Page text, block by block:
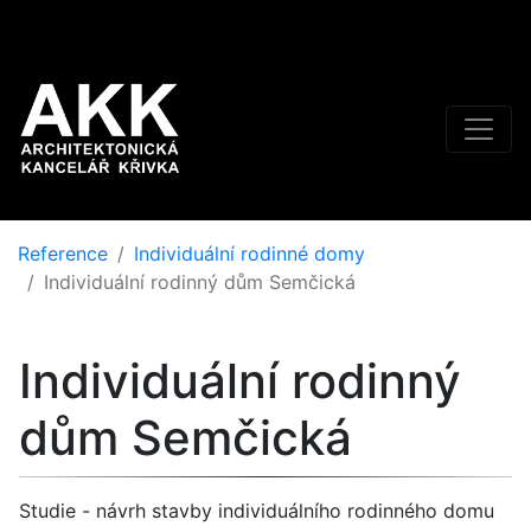
Reference
Individuální rodinné domy
Individuální rodinný dům Semčická
Individuální rodinný
dům Semčická
Studie - návrh stavby individuálního rodinného domu